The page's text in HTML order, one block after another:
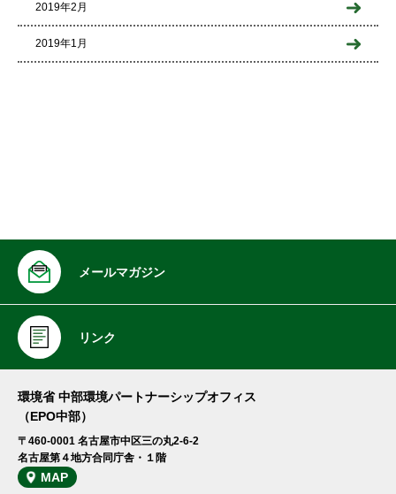
2019年2月
2019年1月
メールマガジン
リンク
環境省 中部環境パートナーシップオフィス
（EPO中部）
〒460-0001 名古屋市中区三の丸2-6-2
名古屋第４地方合同庁舎・１階
MAP